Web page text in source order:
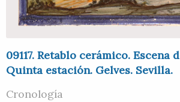
09117. Retablo cerámico. Escena
Quinta estación. Gelves. Sevilla.
Cronología